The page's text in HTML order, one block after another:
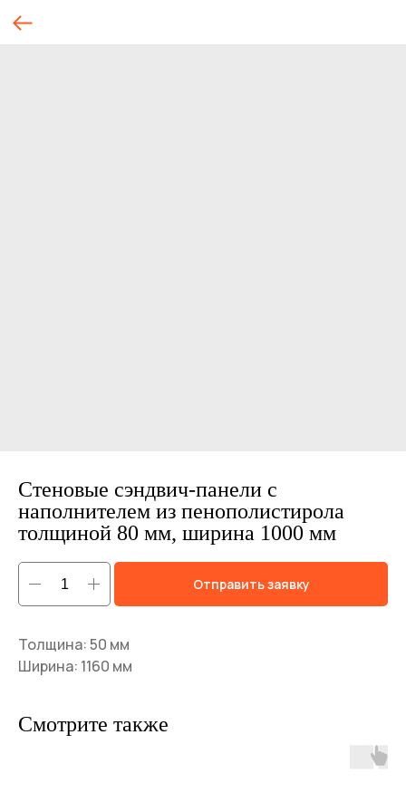
Стеновые сэндвич-панели с
наполнителем из пенополистирола
толщиной 80 мм, ширина 1000 мм
Отправить заявку
Толщина: 50 мм
Ширина: 1160 мм
Смотрите также